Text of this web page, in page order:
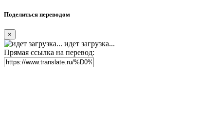
Поделиться переводом
×
идет загрузка...
Прямая ссылка на перевод: